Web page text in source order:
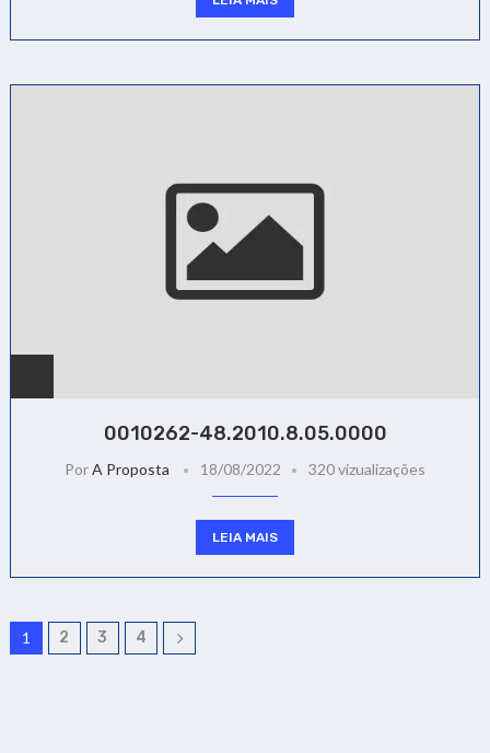
0010262-48.2010.8.05.0000
PorA Proposta 18/08/2022 320 vizualizações
LEIA MAIS
1 2 3 4